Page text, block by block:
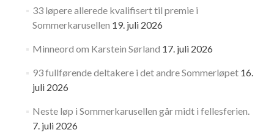
33 løpere allerede kvalifisert til premie i
Sommerkarusellen 19. juli 2026
Minneord om Karstein Sørland 17. juli 2026
93 fullførende deltakere i det andre Sommerløpet 16.
juli 2026
Neste løp i Sommerkarusellen går midt i fellesferien.
7. juli 2026